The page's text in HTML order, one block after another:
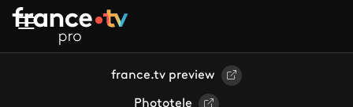
Aller au contenu principal
france.tv preview
Phototele